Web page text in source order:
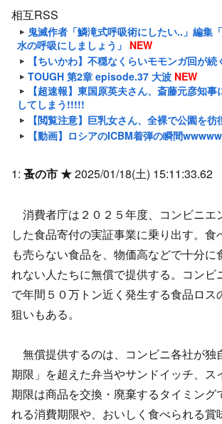
相互RSS
鬼滅作者「鱗滝式呼吸術にしたい..」編集
水の呼吸にしましょう」 NEW
【ちいかわ】不穏なくらいモモンガ回が
TOUGH 第2章 episode.37 大波 NEW
【超速報】東国原英夫さん、斎藤元彦知
してしまう!!!!!
【閲覧注意】巨乳女さん、全裸で公園を
【動画】ロシアのICBM着弾の瞬間
1: 蚤の市 ★2025/01/18(土) 15:11:33.62
消費者庁は２０２５年度、コンビニエ
した食品寄付の実証事業に乗り出す。食
も売らない食品を、物価高などで十分に
れない人たちに無償で提供する。コンビ
で年間５０万トン近く発生する食品ロス
狙いもある。
無償提供するのは、コンビニ各社が独
期限」を超えた弁当やサンドイッチ、ス
期限は商品を交換・廃棄するタイミング
れる消費期限や、おいしく食べられる賞